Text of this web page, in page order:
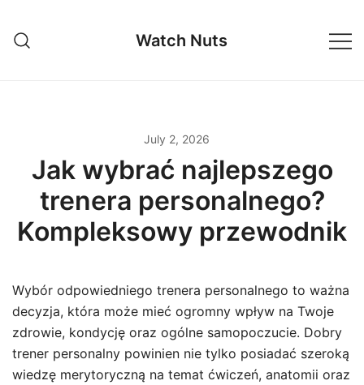
content
Watch Nuts
July 2, 2026
Jak wybrać najlepszego
trenera personalnego?
Kompleksowy przewodnik
Wybór odpowiedniego trenera personalnego to ważna
decyzja, która może mieć ogromny wpływ na Twoje
zdrowie, kondycję oraz ogólne samopoczucie. Dobry
trener personalny powinien nie tylko posiadać szeroką
wiedzę merytoryczną na temat ćwiczeń, anatomii oraz